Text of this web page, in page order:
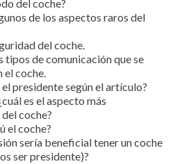
del coche?
de los aspectos raros del
del coche.
tipos de comunicación que se
el coche.
el presidente según el artículo?
es el aspecto más
coche?
el coche?
sería beneficial tener un coche
ser presidente)?